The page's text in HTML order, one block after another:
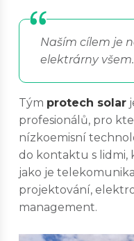
Naším cílem je
elektrárny všem.
Tým protech solar
profesionálů, pro
nízkoemisní
do kontaktu s lidmi,
jako je
projektování,
management.